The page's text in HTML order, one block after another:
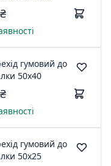
гумовий до
50х40
гумовий до
50х25